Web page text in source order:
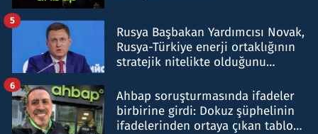
Rusya Başbakan Yardımcısı Novak,
Rusya-Türkiye enerji ortaklığının
stratejik nitelikte olduğunu
5
Ahbap soruşturmasında ifadeler
birbirine girdi: Dokuz şüphelinin
ifadelerinden ortaya çıkan tablo
6